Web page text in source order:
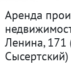
Аренда
Ленина, 171
Сысертский)